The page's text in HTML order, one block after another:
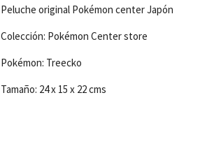
Peluche original Pokémon center Japón
Colección: Pokémon Center store
Pokémon: Treecko
Tamaño: 24 x 15 x 22 cms